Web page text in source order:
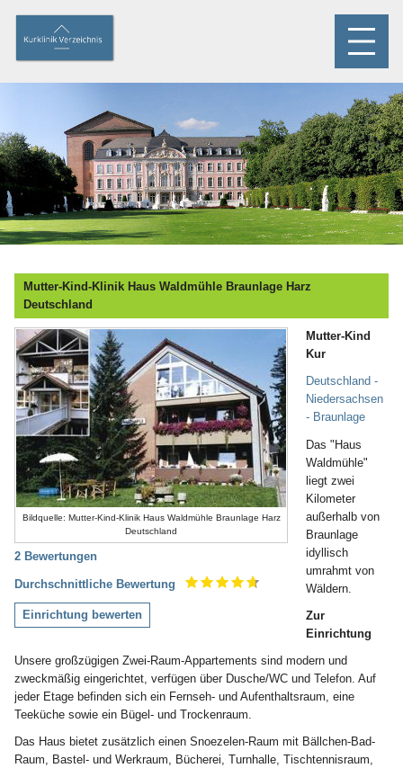
Mutter-Kind-Klinik Haus Waldmühle Braunlage Harz
Deutschland
Bildquelle: Mutter-Kind-Klinik Haus Waldmühle Braunlage Harz
Deutschland
2 Bewertungen
Durchschnittliche Bewertung
Einrichtung bewerten
Mutter-Kind
Kur
Deutschland -
Niedersachsen
- Braunlage
Das "Haus
Waldmühle"
liegt zwei
Kilometer
außerhalb von
Braunlage
idyllisch
umrahmt von
Wäldern.
Zur
Einrichtung
Unsere großzügigen Zwei-Raum-Appartements sind modern und
zweckmäßig eingerichtet, verfügen über Dusche/WC und Telefon. Auf
jeder Etage befinden sich ein Fernseh- und Aufenthaltsraum, eine
Teeküche sowie ein Bügel- und Trockenraum.
Das Haus bietet zusätzlich einen Snoezelen-Raum mit Bällchen-Bad-
Raum, Bastel- und Werkraum, Bücherei, Turnhalle, Tischtennisraum,